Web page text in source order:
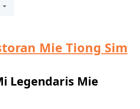
Mie Tiong Sim
Legendaris Mie